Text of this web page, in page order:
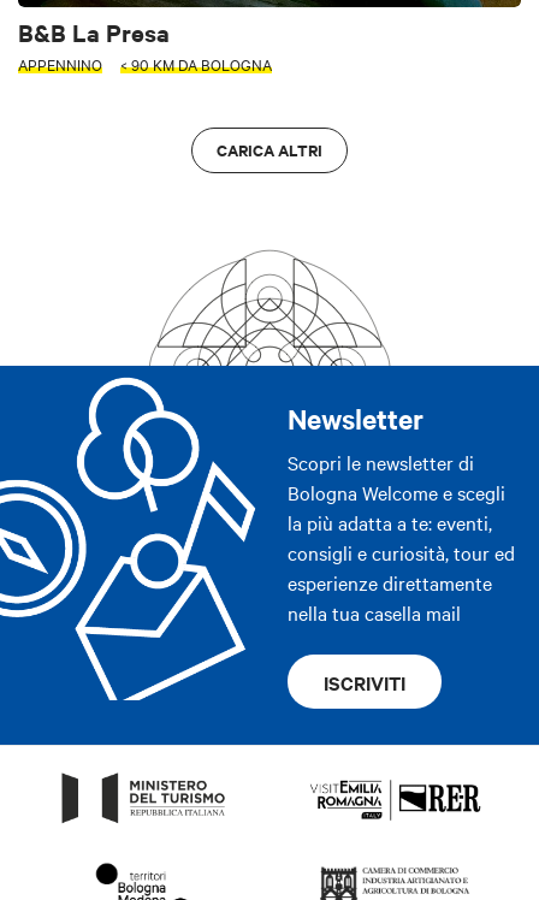
B&B La Presa
APPENNINO < 90 KM DA BOLOGNA
CARICA ALTRI
Newsletter
Scopri le newsletter di
Bologna Welcome e scegli
la più adatta a te: eventi,
consigli e curiosità, tour ed
esperienze direttamente
nella tua casella mail
ISCRIVITI